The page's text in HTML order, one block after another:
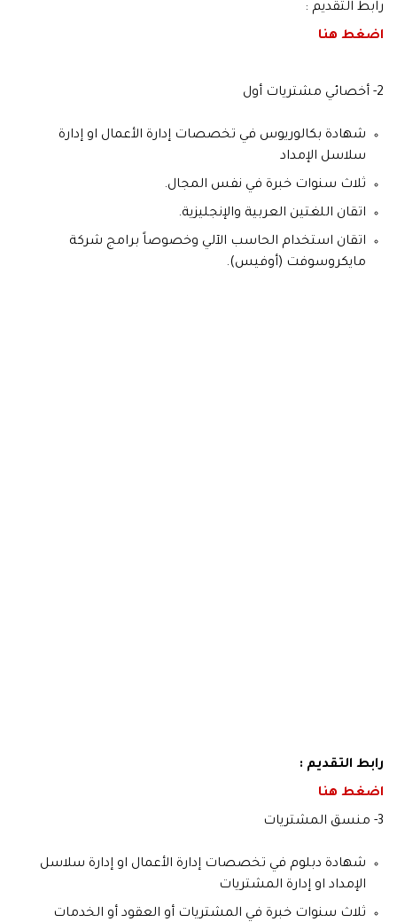
رابط التقديم :
اضغط هنا
2- أخصائي مشتريات أول
شهادة بكالوريوس في تخصصات إدارة الأعمال او إدارة
سلاسل الإمداد
ثلاث سنوات خبرة في نفس المجال.
اتقان اللغتين العربية والإنجليزية.
اتقان استخدام الحاسب الآلي وخصوصاً برامج شركة
مايكروسوفت (أوفيس).
رابط التقديم :
اضغط هنا
3- منسق المشتريات
شهادة دبلوم في تخصصات إدارة الأعمال او إدارة سلاسل
الإمداد او إدارة المشتريات
ثلاث سنوات خبرة في المشتريات أو العقود أو الخدمات